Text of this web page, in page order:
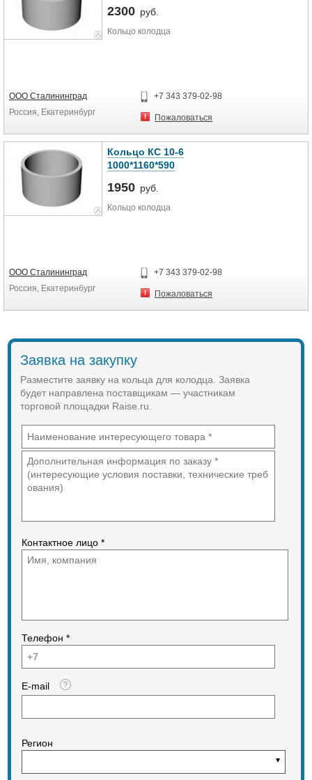
2300 руб.
Кольцо колодца
ООО Сталининград
Россия, Екатеринбург
+7 343 379-02-98
Пожаловаться
Кольцо КС 10-6
1000*1160*590
1950 руб.
Кольцо колодца
ООО Сталининград
Россия, Екатеринбург
+7 343 379-02-98
Пожаловаться
Заявка на закупку
Разместите заявку на кольца для колодца. Заявка
будет направлена поставщикам — участникам
торговой площадки Raise.ru.
Контактное лицо *
Телефон *
E-mail
Регион